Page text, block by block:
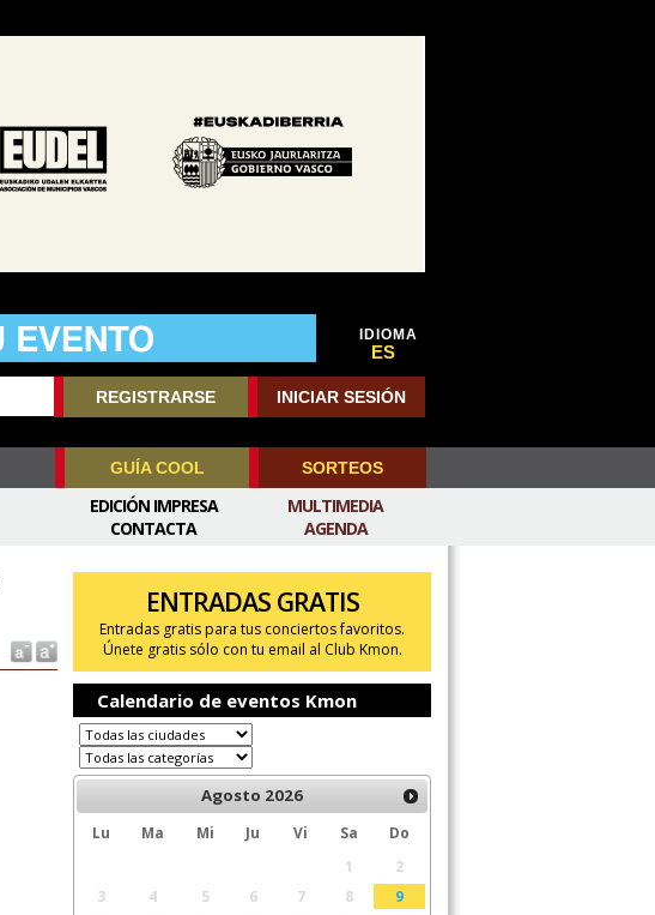
IDIOMA
ES
REGISTRARSE INICIAR SESIÓN
GUÍA COOL SORTEOS
MULTIMEDIA
AGENDA
EDICIÓN IMPRESA
CONTACTA
ENTRADAS GRATIS
Entradas gratis para tus conciertos favoritos.
Únete gratis sólo con tu email al Club Kmon.
Calendario de eventos Kmon
Agosto 2026
Lu Ma Mi Ju Vi Sa
Do
1
2
3
4 5 6 7 8
9